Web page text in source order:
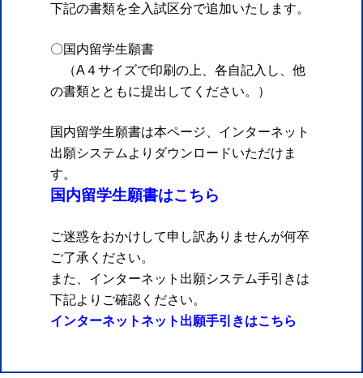
下記の書類を全入試区分で追加いたします。
〇国内留学生願書
（A４サイズで印刷の上、各自記入し、他
の書類とともに提出してください。）
国内留学生願書は本ページ、インターネット
出願システムよりダウンロードいただけま
す。
国内留学生願書はこちら
ご迷惑をおかけして申し訳ありませんが何卒
ご了承ください。
また、インターネット出願システム手引きは
下記よりご確認ください。
インターネットネット出願手引きはこちら